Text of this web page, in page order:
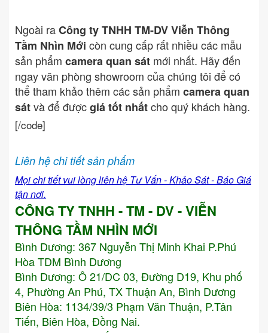
Ngoài raCông ty TNHH TM-DV Viễn Thông
Tầm Nhìn Mới còn cung cấp rất nhiều các mẫu
sản phẩm camera quan sát mới nhất. Hãy đến
ngay văn phòng showroom của chúng tôi để có
thể tham khảo thêm các sản phẩm camera quan
sátvà để đượcgiá tốt nhấtcho quý khách hàng.
[/code]
Liên hệ chi tiết sản phẩm
Mọi chi tiết vui lòng liên hệ Tư Vấn - Khảo Sát - Báo Giá
tận nơi.
CÔNG TY TNHH - TM - DV - VIỄN
THÔNG TẦM NHÌN MỚI
Bình Dương: 367 Nguyễn Thị Minh Khai P.Phú
Hòa TDM Bình Dương
Bình Dương: Ô 21/DC 03, Đường D19, Khu phố
4, Phường An Phú, TX Thuận An, Bình Dương
Biên Hòa: 1134/39/3 Phạm Văn Thuận, P.Tân
Tiến, Biên Hòa, Đồng Nai.